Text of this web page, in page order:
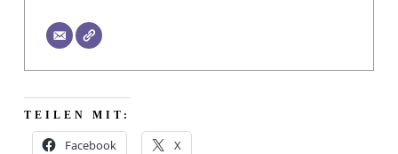
TEILEN MIT:
Facebook X